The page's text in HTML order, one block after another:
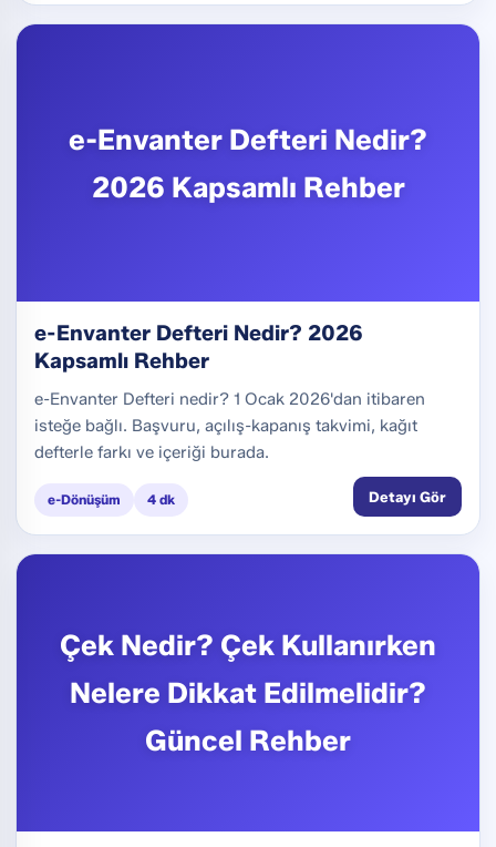
e-Envanter Defteri Nedir?
2026 Kapsamlı Rehber
e-Envanter Defteri Nedir? 2026
Kapsamlı Rehber
e-Envanter Defteri nedir? 1 Ocak 2026'dan itibaren
isteğe bağlı. Başvuru, açılış-kapanış takvimi, kağıt
defterle farkı ve içeriği burada.
e-Dönüşüm 4 dk Detayı Gör
Çek Nedir? Çek Kullanırken
Nelere Dikkat Edilmelidir?
Güncel Rehber